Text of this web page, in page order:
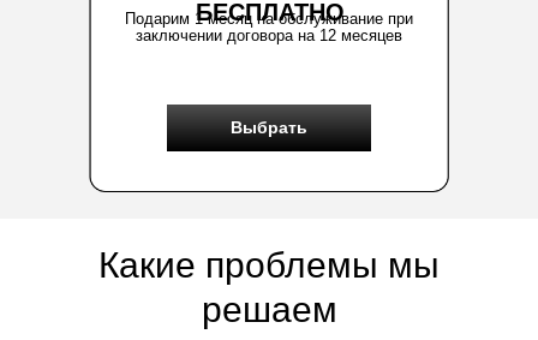
БЕСПЛАТНО
Подарим 1 месяц на обслуживание при
заключении договора на 12 месяцев
Выбрать
Какие проблемы мы
решаем